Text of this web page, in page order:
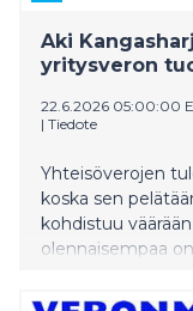
Aki
yritysveron
22.6.2026 05:00:00
| Tiedote
Yhteisöverojen
koska sen
kohdistuu
olennaisempaa
voitoista veroa 18